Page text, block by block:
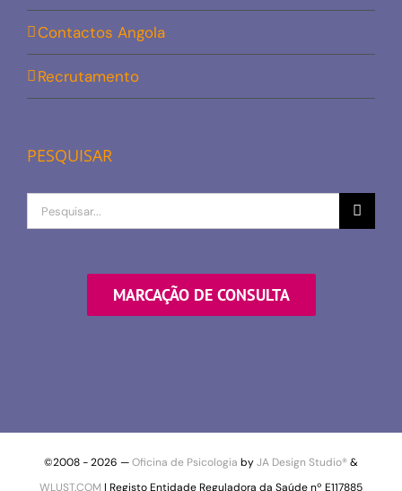
Contactos Angola
Recrutamento
PESQUISAR
Procurar
por
MARCAÇÃO DE CONSULTA
©2008 -2026 —Oficina de Psicologia byJA Design Studio®&
WLUST.COM | Registo Entidade Reguladora da Saúde nº E117885